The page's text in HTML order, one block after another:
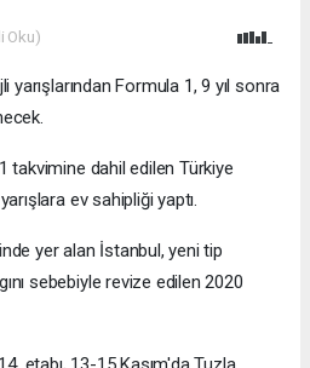
Oku)
yarışlarından Formula 1, 9 yıl sonra
takvimine dahil edilen Türkiye
ev sahipliği yaptı.
yer alan İstanbul, yeni tip
sebebiyle revize edilen 2020